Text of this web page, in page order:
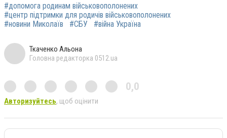
#допомога родинам військовополонених
#центр підтримки для родичів військовополонених
#новини Миколаїв
#СБУ #війна Україна
Ткаченко Альона
Головна редакторка 0512.ua
0,0
Авторизуйтесь, щоб оцінити